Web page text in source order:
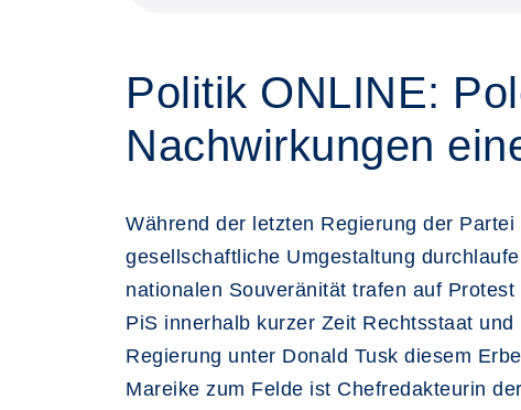
Politik ONLINE:
Nachwirkungen
Während der letzten Regierung der
gesellschaftliche Umgestaltung
nationalen Souveränität trafen auf
PiS innerhalb kurzer Zeit Rechtsstaat
Regierung unter Donald Tusk diesem
Mareike zum Felde ist Chefredakteurin